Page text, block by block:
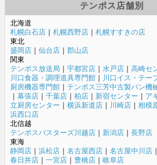
テンポス店舗別
北海道
札幌白石店｜ 札幌西野店｜ 札幌すすきの店
東北
盛岡店｜ 仙台店｜ 郡山店
関東
テンポス放送局 ｜ 宇都宮店｜ 水戸店｜ 高崎セ
川口食器・調理道具専門館｜ 川口イス・テー
厨房機器専門館｜ テンポス三芳中古製パン機
｜ 幕張店｜ 千葉店｜ 柏店｜ 新宿センター ｜ ア
立厨房センター ｜ 横浜新道店｜ 川崎店｜ 相模
浜西口店
北信越
テンポスバスターズ川越店｜ 新潟店｜ 長野店
東海
静岡店｜ 浜松店｜ 名古屋西店｜ 名古屋中川店｜
春日井店｜ 一宮店｜ 豊橋店｜ 岐阜店